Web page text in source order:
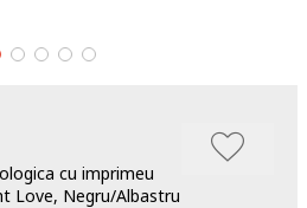
cu imprimeu
Love, Negru/Albastru